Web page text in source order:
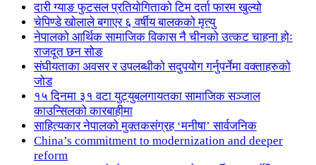
दारी ग्याङ फुटसल प्रतियोगिताको टिम दर्ता फारम खुल्यो
चेपिण्डे खोलाले बगाएर ६ वर्षीय बालकको मृत्यु
नेपालको आर्थिक सामाजिक विकास नै चीनको उत्कट चाहना होः
राजदूत छन सोङ
संघीयताका अवसर र उपलब्धीको सदुपयोग गर्नुपर्नेमा वक्ताहरुको
जोड
१५ दिनमा ३१ वटा युट्युबलगायतका सामाजिक सञ्जाल
काउन्सिलको कारबाहीमा
साहित्यकार नेपालको मुक्तकसंग्रह ‘मनीषा’ सार्वजनिक
China’s commitment to modernization and deeper
reform